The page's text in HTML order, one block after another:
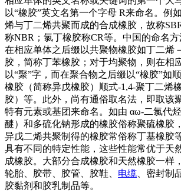
以“橡胶”英文名第一个字母 R来命名。例
烯与丁二烯共聚而成的合成橡胶，故称
称NBR；氯丁橡胶称CR等。中国的命名
在相应单体之后缀以共聚物橡胶如丁二烯
胶，简称丁苯橡胶；对于均聚物，则在相
以“聚”字，而在聚合物之后缀以“橡胶”如
橡胶（简称异戊橡胶）顺式-1,4-聚丁二烯
胶）等。此外，尚有通俗取名法，即取该
特有元素或基团来命名。如由 αω-二氯代
醚）和多硫化钠形成的橡胶俗称聚硫橡胶
异戊二烯共聚制得的橡胶常俗称丁基橡胶
具有不同的特定性能，这些性能常优于天
成橡胶。大部分合成橡胶和天然橡胶一样
轮胎、胶带、胶管、胶鞋、 电缆 、密封制
胶黏剂和胶乳制品等。